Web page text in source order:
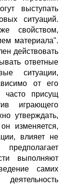
выступать
ситуаций.
свойством,
материала".
действовать
ответные
ситуации,
от его
часто присущ
играющего
утверждать,
изменяется,
влияет не
выполняют
самих